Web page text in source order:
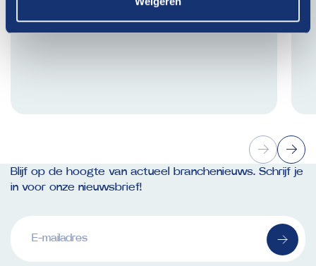
Blijf op de hoogte van actueel branchenieuws. Schrijf je
in voor onze nieuwsbrief!
mailadres